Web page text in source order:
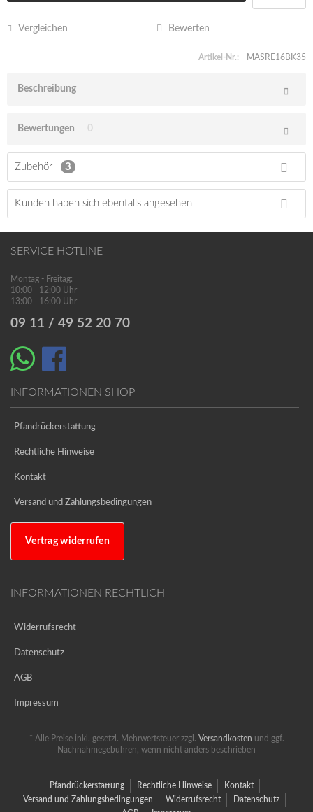
Vergleichen Bewerten
Artikel-Nr.: MASRE16BK35
Beschreibung
Bewertungen 0
Zubehör 3
Kunden haben sich ebenfalls angesehen
SERVICE HOTLINE
Montag - Freitag:
10:00 - 12:00 Uhr
13:00 - 16:00 Uhr
09 11 / 49 52 20 70
INFORMATIONEN SHOP
Pfandrückerstattung
Rechtliche Hinweise
Kontakt
Versand und Zahlungsbedingungen
Vertrag widerrufen
INFORMATIONEN RECHTLICH
Widerrufsrecht
Datenschutz
AGB
Impressum
* Alle Preise inkl. gesetzl. Mehrwertsteuer zzgl. Versandkosten und ggf.
Nachnahmegebühren, wenn nicht anders beschrieben
Pfandrückerstattung Rechtliche Hinweise
Kontakt
Versand und Zahlungsbedingungen
Widerrufsrecht
Datenschutz